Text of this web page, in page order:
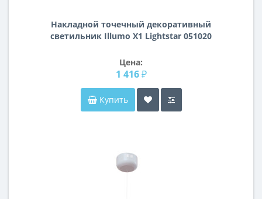
Накладной точечный декоративный
светильник Illumo X1 Lightstar 051020
Цена:
1 416 ₽
Купить